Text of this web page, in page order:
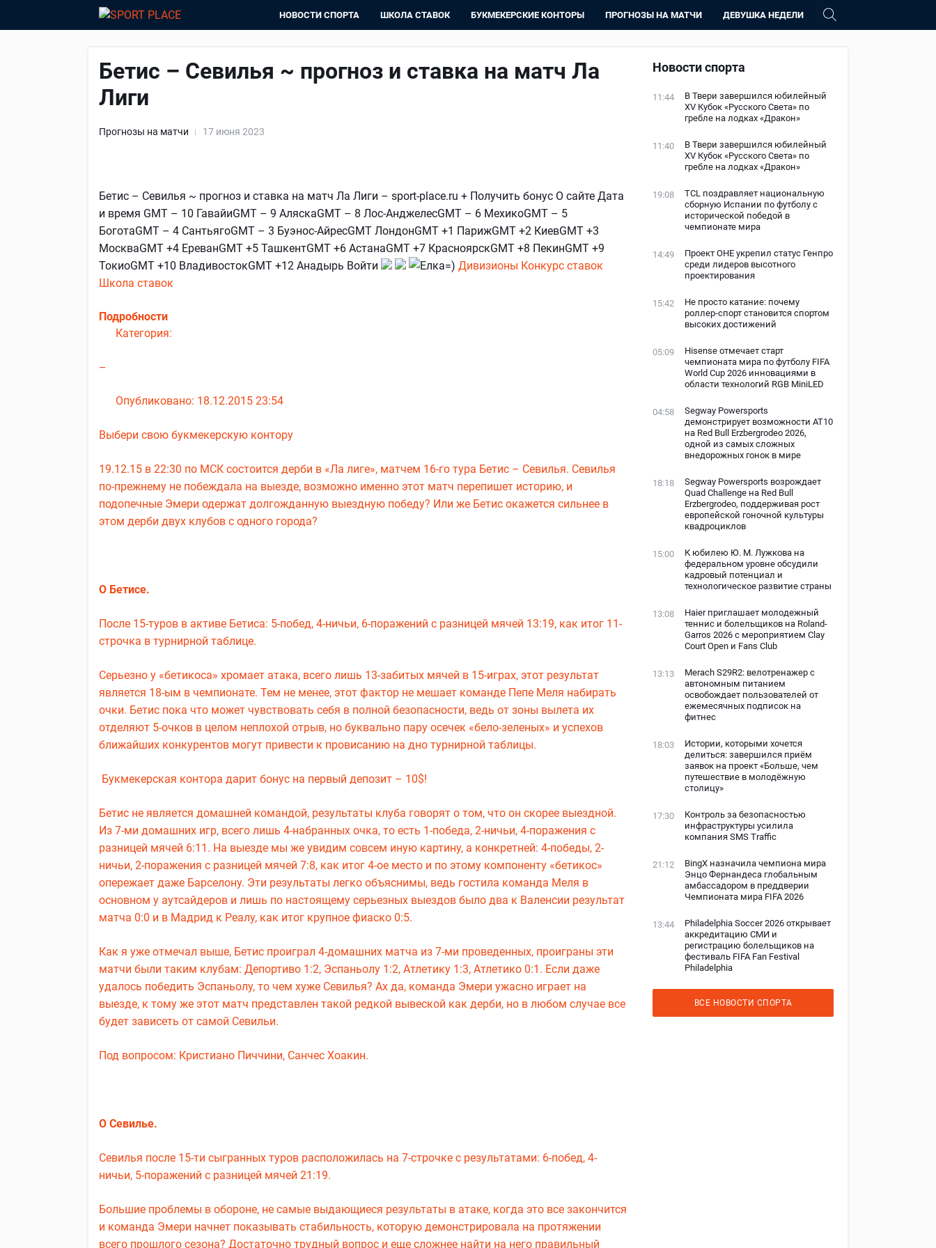
НОВОСТИ СПОРТА ШКОЛА СТАВОК БУКМЕКЕРСКИЕ КОНТОРЫ ПРОГНОЗЫ НА МАТЧИ ДЕВУШКА НЕДЕЛИ
Бетис – Севилья ~ прогноз и ставка на матч Ла
Лиги
Прогнозы на матчи 17 июня 2023
Бетис – Севилья ~ прогноз и ставка на матч Ла Лиги – sport-place.ru + Получить бонус О сайте Дата
и время GMT – 10 ГавайиGMT – 9 АляскаGMT – 8 Лос-АнджелесGMT – 6 МехикоGMT – 5
БоготаGMT – 4 СантьягоGMT – 3 Буэнос-АйресGMT ЛондонGMT +1 ПарижGMT +2 КиевGMT +3
МоскваGMT +4 ЕреванGMT +5 ТашкентGMT +6 АстанаGMT +7 КрасноярскGMT +8 ПекинGMT +9
ТокиоGMT +10 ВладивостокGMT +12 Анадырь Войти
Дивизионы Конкурс ставок
Школа ставок
Подробности
Категория:
–
Опубликовано: 18.12.2015 23:54
Выбери свою букмекерскую контору
19.12.15 в 22:30 по МСК состоится дерби в «Ла лиге», матчем 16-го тура Бетис – Севилья. Севилья
по-прежнему не побеждала на выезде, возможно именно этот матч перепишет историю, и
подопечные Эмери одержат долгожданную выездную победу? Или же Бетис окажется сильнее в
этом дерби двух клубов с одного города?
О Бетисе.
После 15-туров в активе Бетиса: 5-побед, 4-ничьи, 6-поражений с разницей мячей 13:19, как итог 11-
строчка в турнирной таблице.
Серьезно у «бетикоса» хромает атака, всего лишь 13-забитых мячей в 15-играх, этот результат
является 18-ым в чемпионате. Тем не менее, этот фактор не мешает команде Пепе Меля набирать
очки. Бетис пока что может чувствовать себя в полной безопасности, ведь от зоны вылета их
отделяют 5-очков в целом неплохой отрыв, но буквально пару осечек «бело-зеленых» и успехов
ближайших конкурентов могут привести к провисанию на дно турнирной таблицы.
Букмекерская контора дарит бонус на первый депозит – 10$!
Бетис не является домашней командой, результаты клуба говорят о том, что он скорее выездной.
Из 7-ми домашних игр, всего лишь 4-набранных очка, то есть 1-победа, 2-ничьи, 4-поражения с
разницей мячей 6:11. На выезде мы же увидим совсем иную картину, а конкретней: 4-победы, 2-
ничьи, 2-поражения с разницей мячей 7:8, как итог 4-ое место и по этому компоненту «бетикос»
опережает даже Барселону. Эти результаты легко объяснимы, ведь гостила команда Меля в
основном у аутсайдеров и лишь по настоящему серьезных выездов было два к Валенсии результат
матча 0:0 и в Мадрид к Реалу, как итог крупное фиаско 0:5.
Как я уже отмечал выше, Бетис проиграл 4-домашних матча из 7-ми проведенных, проиграны эти
матчи были таким клубам: Депортиво 1:2, Эспаньолу 1:2, Атлетику 1:3, Атлетико 0:1. Если даже
удалось победить Эспаньолу, то чем хуже Севилья? Ах да, команда Эмери ужасно играет на
выезде, к тому же этот матч представлен такой редкой вывеской как дерби, но в любом случае все
будет зависеть от самой Севильи.
Под вопросом: Кристиано Пиччини, Санчес Хоакин.
О Севилье.
Севилья после 15-ти сыгранных туров расположилась на 7-строчке с результатами: 6-побед, 4-
ничьи, 5-поражений с разницей мячей 21:19.
Большие проблемы в обороне, не самые выдающиеся результаты в атаке, когда это все закончится
и команда Эмери начнет показывать стабильность, которую демонстрировала на протяжении
всего прошлого сезона? Достаточно трудный вопрос и еще сложнее найти на него правильный
Новости спорта
11:44
В Твери завершился юбилейный
XV Кубок «Русского Света» по
гребле на лодках «Дракон»
11:40
В Твери завершился юбилейный
XV Кубок «Русского Света» по
гребле на лодках «Дракон»
19:08
TCL поздравляет национальную
сборную Испании по футболу с
исторической победой в
чемпионате мира
14:49
Проект ОНЕ укрепил статус Генпро
среди лидеров высотного
проектирования
15:42
Не просто катание: почему
роллер-спорт становится спортом
высоких достижений
05:09
Hisense отмечает старт
чемпионата мира по футболу FIFA
World Cup 2026 инновациями в
области технологий RGB MiniLED
04:58
Segway Powersports
демонстрирует возможности AT10
на Red Bull Erzbergrodeo 2026,
одной из самых сложных
внедорожных гонок в мире
18:18
Segway Powersports возрождает
Quad Challenge на Red Bull
Erzbergrodeo, поддерживая рост
европейской гоночной культуры
квадроциклов
15:00
К юбилею Ю. М. Лужкова на
федеральном уровне обсудили
кадровый потенциал и
технологическое развитие страны
13:08
Haier приглашает молодежный
теннис и болельщиков на Roland-
Garros 2026 с мероприятием Clay
Court Open и Fans Club
13:13
Merach S29R2: велотренажер с
автономным питанием
освобождает пользователей от
ежемесячных подписок на
фитнес
18:03
Истории, которыми хочется
делиться: завершился приём
заявок на проект «Больше, чем
путешествие в молодёжную
столицу»
17:30
Контроль за безопасностью
инфраструктуры усилила
компания SMS Traffic
21:12
BingX назначила чемпиона мира
Энцо Фернандеса глобальным
амбассадором в преддверии
Чемпионата мира FIFA 2026
13:44
Philadelphia Soccer 2026 открывает
аккредитацию СМИ и
регистрацию болельщиков на
фестиваль FIFA Fan Festival
Philadelphia
ВСЕ НОВОСТИ СПОРТА